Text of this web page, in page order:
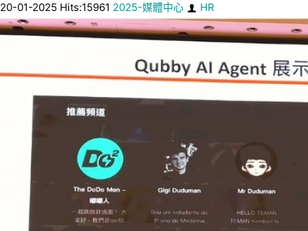
20-01-2025 Hits:15961 2025-媒體中心 HR